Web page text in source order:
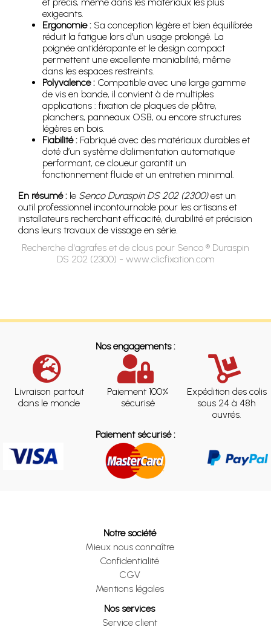
exigeants.
Ergonomie : Sa conception légère et bien équilibrée
réduit la fatigue lors d’un usage prolongé. La
poignée antidérapante et le design compact
permettent une excellente maniabilité, même
dans les espaces restreints.
Polyvalence : Compatible avec une large gamme
de vis en bande, il convient à de multiples
applications : fixation de plaques de plâtre,
planchers, panneaux OSB, ou encore structures
légères en bois.
Fiabilité : Fabriqué avec des matériaux durables et
doté d’un système d’alimentation automatique
performant, ce cloueur garantit un
fonctionnement fluide et un entretien minimal.
En résumé : le Senco Duraspin DS 202 (2300)est un
outil professionnel incontournable pour les artisans et
installateurs recherchant efficacité, durabilité et précision
dans leurs travaux de vissage en série.
Recherche d'agrafes et de clous pour Senco ® Duraspin
DS 202 (2300) - www.clicfixation.com
Nos engagements :
Livraison partout
dans le monde
Paiement 100%
sécurisé
Expédition des colis
sous 24 à 48h
ouvrés.
Paiement sécurisé :
Notre société
Mieux nous connaître
Confidentialité
CGV
Mentions légales
Nos services
Service client